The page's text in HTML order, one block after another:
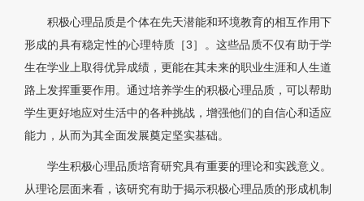
积极心理品质是个体在先天潜能和环境教育的相互作用下
形成的具有稳定性的心理特质［3］。这些品质不仅有助于学
生在学业上取得优异成绩，更能在其未来的职业生涯和人生道
路上发挥重要作用。通过培养学生的积极心理品质，可以帮助
学生更好地应对生活中的各种挑战，增强他们的自信心和适应
能力，从而为其全面发展奠定坚实基础。
学生积极心理品质培育研究具有重要的理论和实践意义。
从理论层面来看，该研究有助于揭示积极心理品质的形成机制